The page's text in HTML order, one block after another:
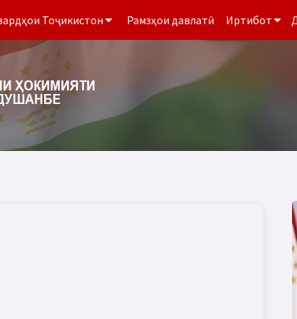
Тоҷикистон Рамзҳои давлатӣ Иртибот